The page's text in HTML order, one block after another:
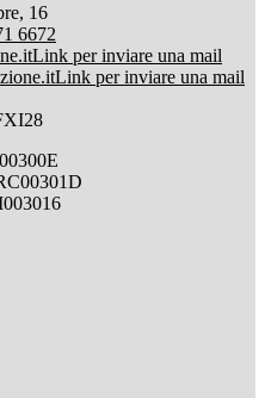
16
6672
Link per inviare una mail
Link per inviare una mail